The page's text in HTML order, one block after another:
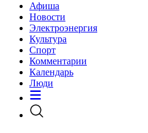
Афиша
Новости
Электроэнергия
Культура
Спорт
Комментарии
Календарь
Люди